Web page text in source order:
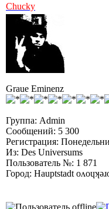
Chucky
Graue Eminenz
Группа: Admin
Сообщений: 5 300
Регистрация:
Из: Des Universums
Пользователь №: 1 871
Город: Hauptstadt